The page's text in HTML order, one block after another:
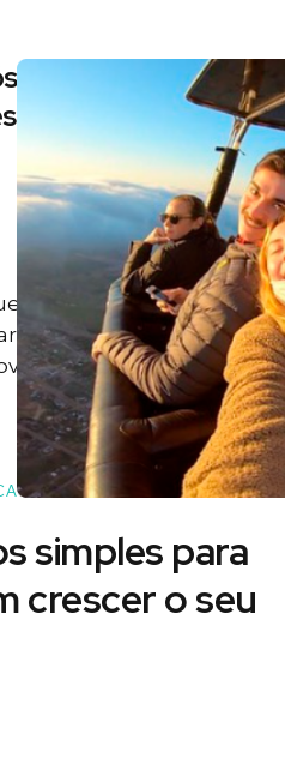
dizendo, são
eu ganho eu
momentos
experiências
simples para
crescer o seu